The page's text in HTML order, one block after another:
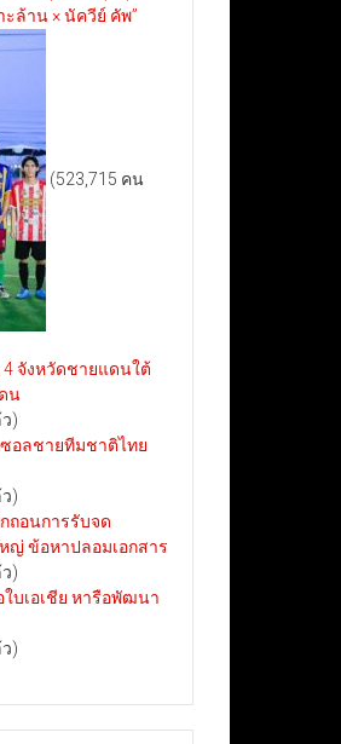
ล้าน × นัควีย์ คัพ”
(523,715 คน
จังหวัดชายแดนใต้
น
)
อลชายทีมชาติไทย
)
กถอนการรับจด
ญ่ ข้อหาปลอมเอกสาร
)
บเอเชีย หารือพัฒนา
)